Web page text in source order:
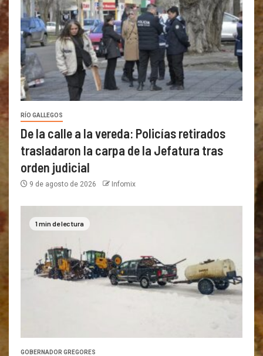
RÍO GALLEGOS
De la calle a la vereda: Policías retirados
trasladaron la carpa de la Jefatura tras
orden judicial
9 de agosto de 2026 Infomix
1 min de lectura
GOBERNADOR GREGORES